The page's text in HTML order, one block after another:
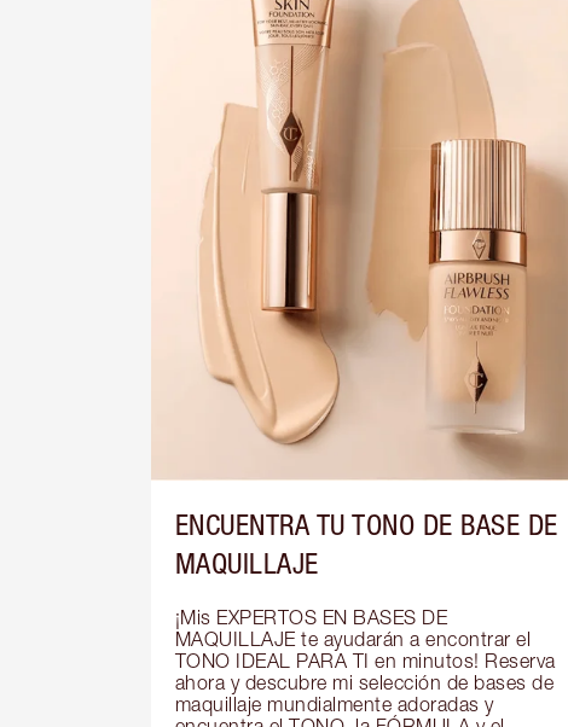
ENCUENTRA TU TONO DE BASE DE
MAQUILLAJE
¡Mis EXPERTOS EN BASES DE
MAQUILLAJE te ayudarán a encontrar el
TONO IDEAL PARA TI en minutos! Reserva
ahora y descubre mi selección de bases de
maquillaje mundialmente adoradas y